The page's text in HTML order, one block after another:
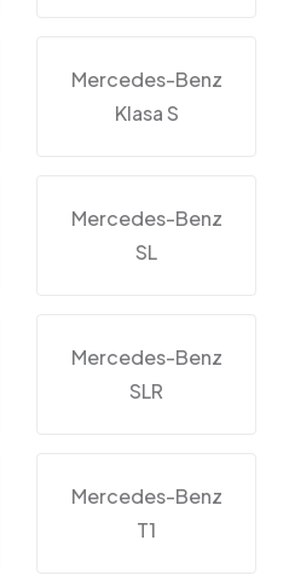
Mercedes-Benz
Klasa S
Mercedes-Benz
SL
Mercedes-Benz
SLR
Mercedes-Benz
T1